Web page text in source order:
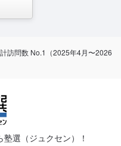
訪問数 No.1（2025年4月〜2026
選（ジュクセン）！